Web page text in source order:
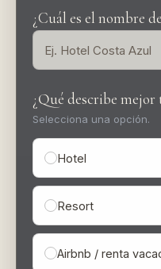
¿Cuál es el nombre
¿Qué describe mejor
Selecciona una opción.
Hotel
Resort
Airbnb / renta